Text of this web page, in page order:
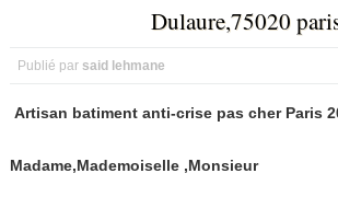
Dulaure,75020
Publié par said lehmane
Artisan batiment anti-crise pas cher Paris
Madame,Mademoiselle ,Monsieur